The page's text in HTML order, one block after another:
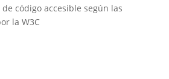
código accesible según las
la W3C